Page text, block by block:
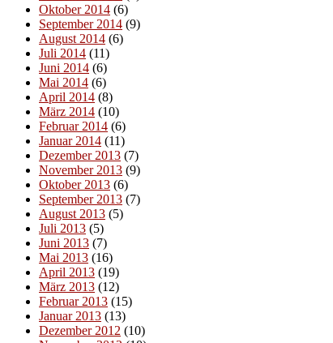
Oktober 2014 (6)
September 2014 (9)
August 2014 (6)
Juli 2014 (11)
Juni 2014 (6)
Mai 2014 (6)
April 2014 (8)
März 2014 (10)
Februar 2014 (6)
Januar 2014 (11)
Dezember 2013 (7)
November 2013 (9)
Oktober 2013 (6)
September 2013 (7)
August 2013 (5)
Juli 2013 (5)
Juni 2013 (7)
Mai 2013 (16)
April 2013 (19)
März 2013 (12)
Februar 2013 (15)
Januar 2013 (13)
Dezember 2012 (10)